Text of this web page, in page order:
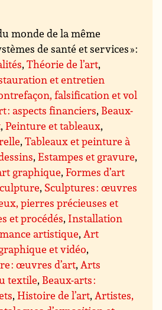
monde de la même
de santé et services » :
,Théorie de l’art,
et entretien
falsification et vol
: aspects financiers, Beaux-
,Peinture et tableaux,
,Tableaux et peinture à
,Estampes et gravure,
graphique,Formes d’art
, Sculptures : œuvres
pierres précieuses et
et procédés, Installation
artistique,Art
et vidéo,
: œuvres d’art,Arts
textile, Beaux-arts :
,Histoire de l’art,Artistes,